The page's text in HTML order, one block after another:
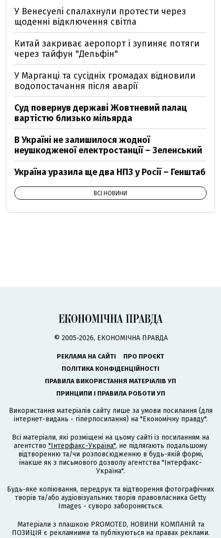
У Венесуелі спалахнули протести через
щоденні відключення світла
Китай закриває аеропорт і зупиняє потяги
через тайфун "Дельфін"
У Марганці та сусідніх громадах відновили
водопостачання після аварії
Суд повернув державі Жовтневий палац
вартістю близько мільярда
В Україні не залишилося жодної
неушкодженої електростанції – Зеленський
Україна уразила ще два НПЗ у Росії – Генштаб
ВСІ НОВИНИ
© 2005-2026, ЕКОНОМІЧНА ПРАВДА
РЕКЛАМА НА САЙТІ
ПРО ПРОЄКТ
ПОЛІТИКА КОНФІДЕНЦІЙНОСТІ
ПРАВИЛА ВИКОРИСТАННЯ МАТЕРІАЛІВ УП
ПРИНЦИПИ І ПРАВИЛА РОБОТИ УП
Використання матеріалів сайту лише за умови посилання (для
інтернет-видань - гіперпосилання) на "Економічну правду".
Всі матеріали, які розміщені на цьому сайті із посиланням на
агентство "Інтерфакс-Україна", не підлягають подальшому
відтворенню та/чи розповсюдженню в будь-якій формі,
інакше як з письмового дозволу агентства "Інтерфакс-
Україна".
Будь-яке копіювання, передрук та відтворення фотографічних
творів та/або аудіовізуальних творів правовласника Getty
Images - суворо забороняється.
Матеріали з плашкою PROMOTED, НОВИНИ КОМПАНІЙ та
ПОЗИЦІЯ є рекламними та публікуються на правах реклами.